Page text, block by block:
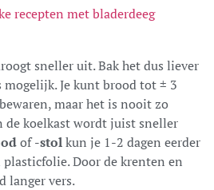
recepten met bladerdeeg
sneller uit. Bak het dus liever
Je kunt brood tot ± 3
maar het is nooit zo
de koelkast wordt juist sneller
of-stolkun je 1-2 dagen eerder
Door de krenten en
langer vers.